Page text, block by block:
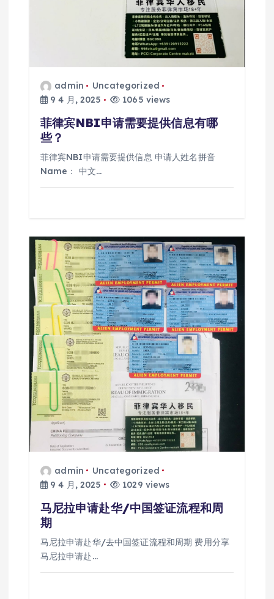
admin
Uncategorized
9 4 月, 2025
1065 views
菲律宾NBI申请需要提供信息有哪
些？
菲律宾NBI申请需要提供信息 申请人姓名拼音
Name： 中文…
admin
Uncategorized
9 4 月, 2025
1029 views
马尼拉申请赴华/中国签证流程和周
期
马尼拉申请赴华/去中国签证流程和周期 费用分享
马尼拉申请赴…